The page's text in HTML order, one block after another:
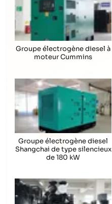
Groupe électrogène diesel à
moteur Cummins
Groupe électrogène diesel
Shangchai de type silencieux
de 180 kW